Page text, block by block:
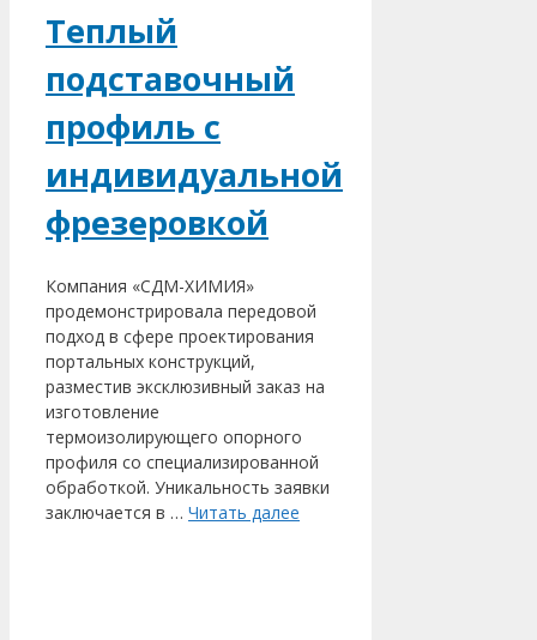
Теплый
подставочный
профиль с
индивидуальной
фрезеровкой
Компания «СДМ-ХИМИЯ»
продемонстрировала передовой
подход в сфере проектирования
портальных конструкций,
разместив эксклюзивный заказ на
изготовление
термоизолирующего опорного
профиля со специализированной
обработкой. Уникальность заявки
заключается в … Читать далее